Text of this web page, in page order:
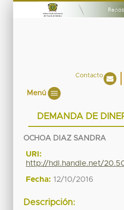
Contacto
Menú
DEMANDA DE
OCHOA DIAZ SANDRA
URI:
http://hdl.handle.net/
Fecha: 12/10/2016
Descripción: